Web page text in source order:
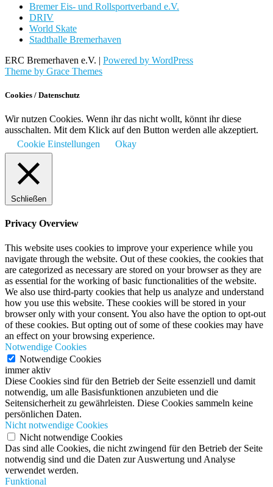
Bremer Eis- und Rollsportverband e.V.
DRIV
World Skate
Stadthalle Bremerhaven
ERC Bremerhaven e.V. | Powered by WordPress
Theme by Grace Themes
Cookies / Datenschutz
Wir nutzen Cookies. Wenn ihr das nicht wollt, könnt ihr diese
ausschalten. Mit dem Klick auf den Button werden alle akzeptiert.
Cookie Einstellungen
Okay
Schließen
Privacy Overview
This website uses cookies to improve your experience while you
navigate through the website. Out of these cookies, the cookies that
are categorized as necessary are stored on your browser as they are
as essential for the working of basic functionalities of the website.
We also use third-party cookies that help us analyze and understand
how you use this website. These cookies will be stored in your
browser only with your consent. You also have the option to opt-out
of these cookies. But opting out of some of these cookies may have
an effect on your browsing experience.
Notwendige Cookies
Notwendige Cookies
immer aktiv
Diese Cookies sind für den Betrieb der Seite essenziell und damit
notwendig, um alle Basisfunktionen anzubieten und die
Seitensicherheit zu gewährleisten. Diese Cookies sammeln keine
persönlichen Daten.
Nicht notwendige Cookies
Nicht notwendige Cookies
Das sind alle Cookies, die nicht zwingend für den Betrieb der Seite
notwendig sind und die Daten zur Auswertung und Analyse
verwendet werden.
Funktional